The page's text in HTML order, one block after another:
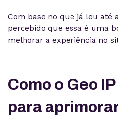
Com base no que já leu até
percebido que essa é uma
melhorar a experiência no
Como o Geo
para